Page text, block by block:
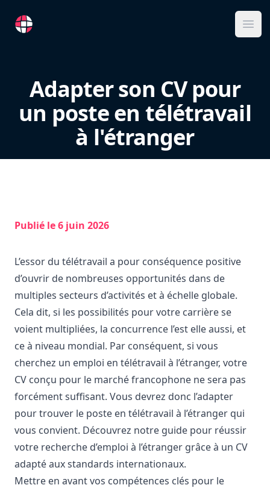
RemoteFR
Adapter son CV pour
un poste en télétravail
à l'étranger
Publié le6 juin 2026
L’essor du télétravail a pour conséquence positive
d’ouvrir de nombreuses opportunités dans de
multiples secteurs d’activités et à échelle globale.
Cela dit, si les possibilités pour votre carrière se
voient multipliées, la concurrence l’est elle aussi, et
ce à niveau mondial. Par conséquent, si vous
cherchez un emploi en télétravail à l’étranger, votre
CV conçu pour le marché francophone ne sera pas
forcément suffisant. Vous devrez donc l’adapter
pour trouver le poste en télétravail à l’étranger qui
vous convient. Découvrez notre guide pour réussir
votre recherche d’emploi à l’étranger grâce à un CV
adapté aux standards internationaux.
Mettre en avant vos compétences clés pour le